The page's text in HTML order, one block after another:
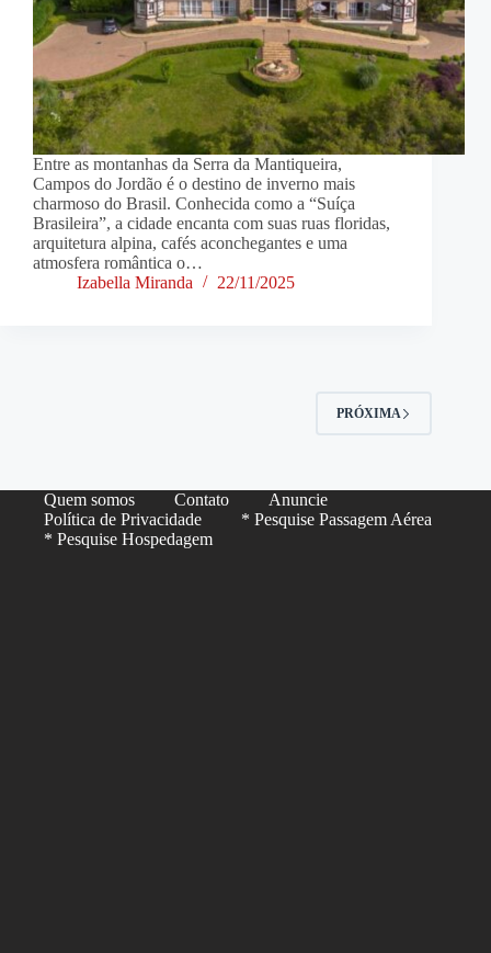
Entre as montanhas da Serra da Mantiqueira,
Campos do Jordão é o destino de inverno mais
charmoso do Brasil. Conhecida como a “Suíça
Brasileira”, a cidade encanta com suas ruas floridas,
arquitetura alpina, cafés aconchegantes e uma
atmosfera romântica o…
Izabella Miranda
22/11/2025
PRÓXIMA
Quem somos Contato
Anuncie
Política de Privacidade
* Pesquise Passagem Aérea
* Pesquise Hospedagem